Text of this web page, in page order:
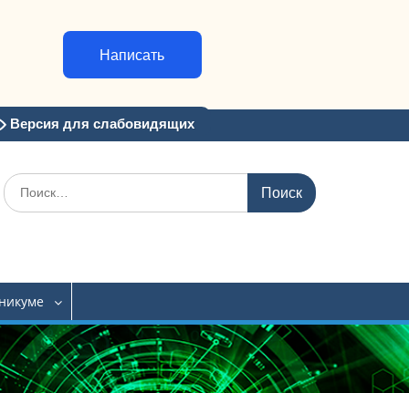
Написать
Версия для слабовидящих
Искать: